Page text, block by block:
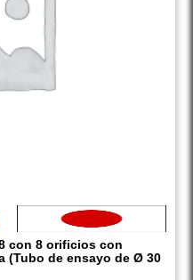
con 8 orificios con
(Tubo de ensayo de Ø 30